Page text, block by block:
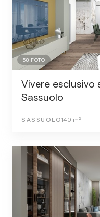
58 FOTO
Vivere esclusivo
Sassuolo
SASSUOLO140 m²